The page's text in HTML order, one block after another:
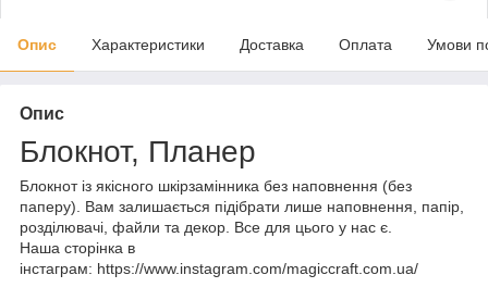
Опис Характеристики Доставка Оплата Умови
Опис
Блокнот, Планер
Блокнот із якісного шкірзамінника без наповнення (без
паперу). Вам залишається підібрати лише наповнення, папір,
розділювачі, файли та декор. Все для цього у нас є.
Наша сторінка в
інстаграм: https://www.instagram.com/magiccraft.com.ua/